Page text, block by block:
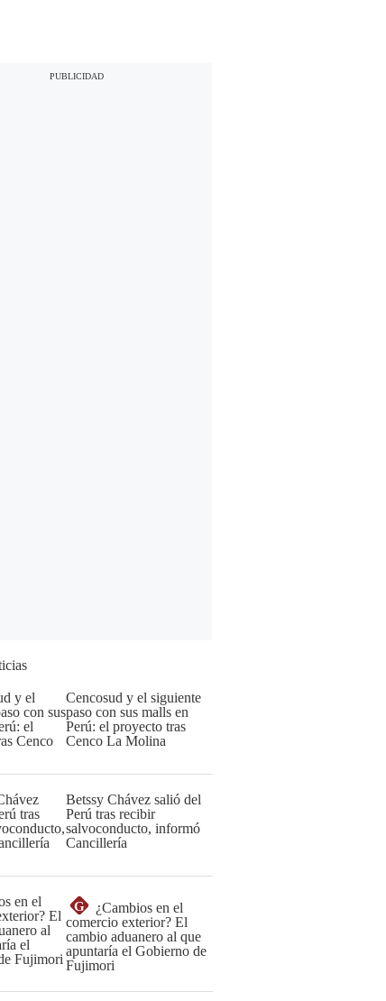
Cencosud y el siguiente
paso con sus malls en
Perú: el proyecto tras
Cenco La Molina
Betssy Chávez salió del
Perú tras recibir
salvoconducto, informó
Cancillería
G
¿Cambios en el
comercio exterior? El
cambio aduanero al que
apuntaría el Gobierno de
Fujimori